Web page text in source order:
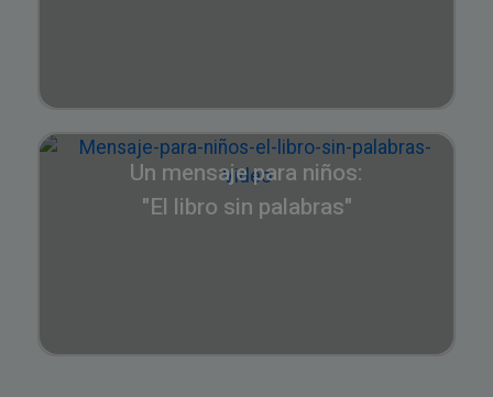
Un mensaje para niños:
"El libro sin palabras"